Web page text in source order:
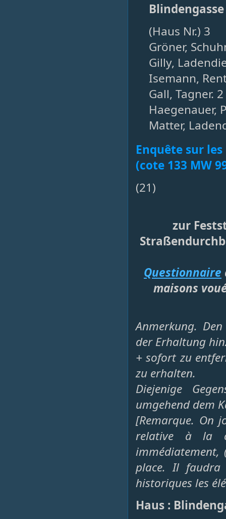
Blindengasse
(Haus Nr.) 3
Gröner,
Gilly,
Isemann,
Gall, Tagner. 2
Haegenauer,
Matter,
Enquête sur
(cote 133 MW
(21)
zur
Questionnaire
maisons
Anmerkung.
der Erhaltung
+ sofort zu
zu erhalten.
Diejenige
umgehend dem
[Remarque. On
relative à la
immédiatement,
place. Il faudra
historiques les
Haus :